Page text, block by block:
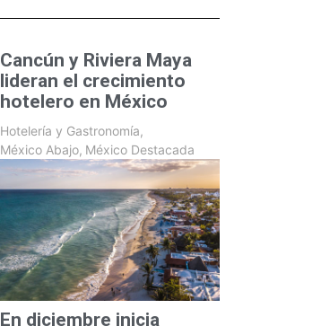
Cancún y Riviera Maya
lideran el crecimiento
hotelero en México
Hotelería y Gastronomía,
México Abajo, México Destacada
En diciembre inicia